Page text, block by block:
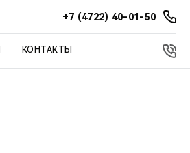
+7 (4722) 40-01-50
КОНТАКТЫ